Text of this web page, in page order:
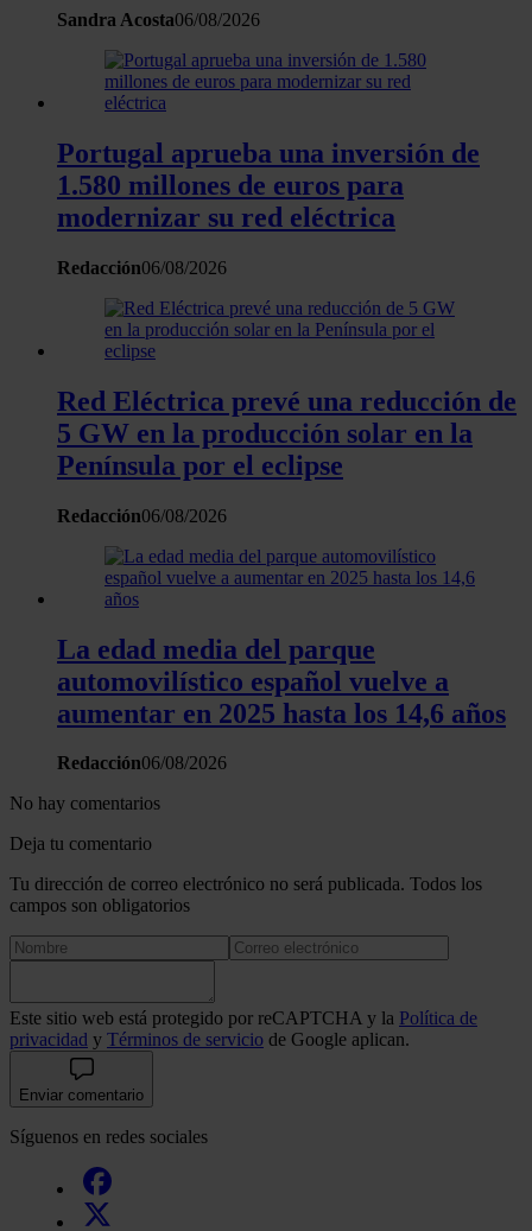
Sandra Acosta06/08/2026
Portugal aprueba una inversión de
1.580 millones de euros para
modernizar su red eléctrica
Redacción06/08/2026
Red Eléctrica prevé una reducción de
5 GW en la producción solar en la
Península por el eclipse
Redacción06/08/2026
La edad media del parque
automovilístico español vuelve a
aumentar en 2025 hasta los 14,6 años
Redacción06/08/2026
No hay comentarios
Deja tu comentario
Tu dirección de correo electrónico no será publicada. Todos los
campos son obligatorios
Este sitio web está protegido por reCAPTCHA y la Política de
privacidad y Términos de servicio de Google aplican.
Enviar comentario
Síguenos en redes sociales